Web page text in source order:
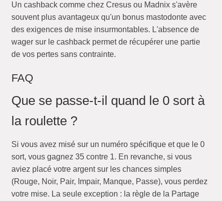
Un cashback comme chez Cresus ou Madnix s'avère
souvent plus avantageux qu'un bonus mastodonte avec
des exigences de mise insurmontables. L'absence de
wager sur le cashback permet de récupérer une partie
de vos pertes sans contrainte.
FAQ
Que se passe-t-il quand le 0 sort à
la roulette ?
Si vous avez misé sur un numéro spécifique et que le 0
sort, vous gagnez 35 contre 1. En revanche, si vous
aviez placé votre argent sur les chances simples
(Rouge, Noir, Pair, Impair, Manque, Passe), vous perdez
votre mise. La seule exception : la règle de la Partage